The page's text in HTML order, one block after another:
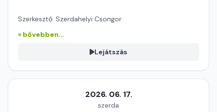
Szerkesztő: Szerdahelyi Csongor
» bővebben...
Lejátszás
2026. 06. 17.
szerda